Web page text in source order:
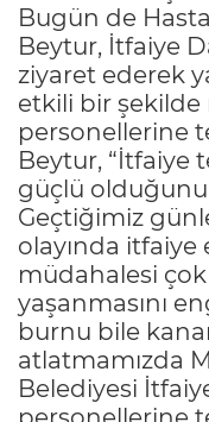
Bugün de
Beytur, İtfaiye
ziyaret ederek
etkili bir
personellerine
Beytur, “İtfaiye
güçlü
Geçtiğimiz
olayında
müdahalesi
yaşanmasını
burnu bile
atlatmamızda
Belediyesi